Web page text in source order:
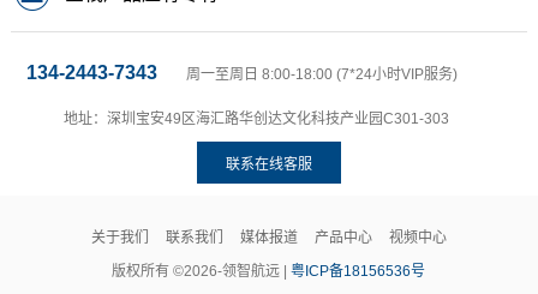
134-2443-7343 周一至周日 8:00-18:00 (7*24小时VIP服务)
地址：深圳宝安49区海汇路华创达文化科技产业园C301-303
联系在线客服
关于我们 联系我们 媒体报道 产品中心
视频中心
版权所有 ©2026-领智航远 |粤ICP备18156536号